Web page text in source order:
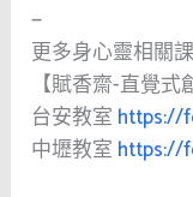
—
更多身心靈相關
【賦香齋-直覺式
台安教室 https://
中壢教室 https://